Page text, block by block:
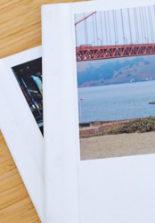
Ваш город:
Ваш регион доставки
Выберите из списка: